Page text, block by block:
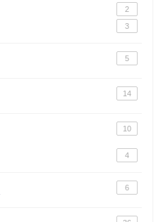
2
3
5
14
10
4
6